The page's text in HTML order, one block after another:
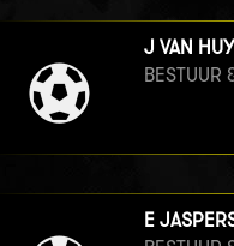
J VAN
BESTUUR
E